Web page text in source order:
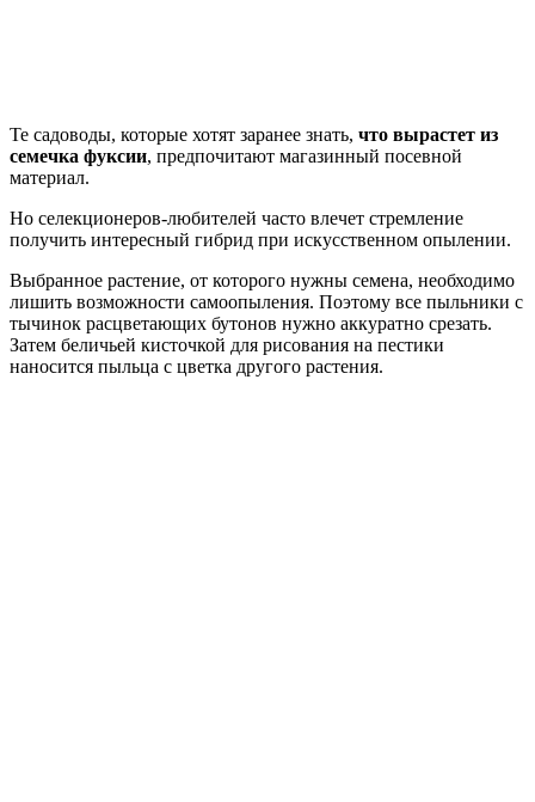
Те садоводы, которые хотят заранее знать, что вырастет из
семечка фуксии, предпочитают магазинный посевной
материал.
Но селекционеров-любителей часто влечет стремление
получить интересный гибрид при искусственном опылении.
Выбранное растение, от которого нужны семена, необходимо
лишить возможности самоопыления. Поэтому все пыльники с
тычинок расцветающих бутонов нужно аккуратно срезать.
Затем беличьей кисточкой для рисования на пестики
наносится пыльца с цветка другого растения.